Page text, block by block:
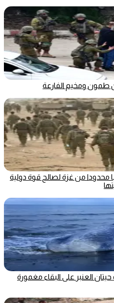
طمون ومخيم الفارعة
محدودا من غزة لصالح قوة دولية
العنبر على البقاء مغمورة